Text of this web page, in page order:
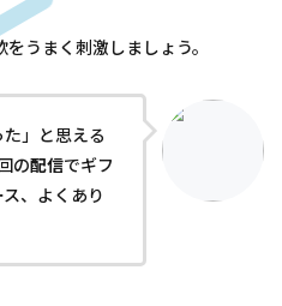
うまく刺激しましょう。
」と思える
の配信でギフ
、よくあり